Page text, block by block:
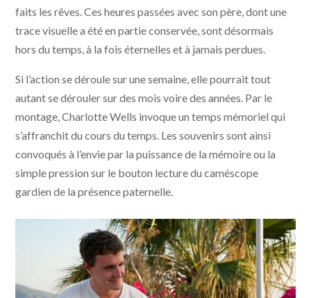
faits les rêves. Ces heures passées avec son père, dont une
trace visuelle a été en partie conservée, sont désormais
hors du temps, à la fois éternelles et à jamais perdues.
Si l’action se déroule sur une semaine, elle pourrait tout
autant se dérouler sur des mois voire des années. Par le
montage, Charlotte Wells invoque un temps mémoriel qui
s’affranchit du cours du temps. Les souvenirs sont ainsi
convoqués à l’envie par la puissance de la mémoire ou la
simple pression sur le bouton lecture du caméscope
gardien de la présence paternelle.